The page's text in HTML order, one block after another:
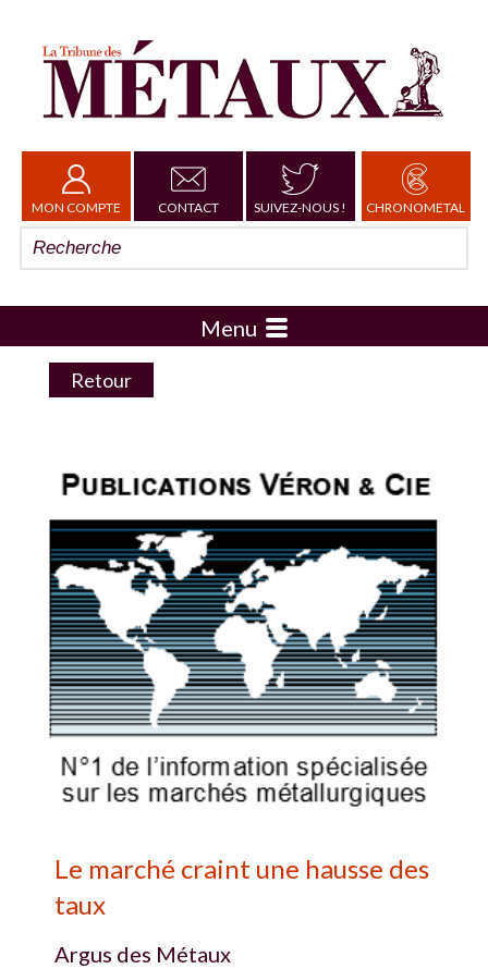
MON COMPTE CONTACT SUIVEZ-NOUS ! CHRONOMETAL
Menu
Retour
Le marché craint une hausse des
taux
Argus des Métaux